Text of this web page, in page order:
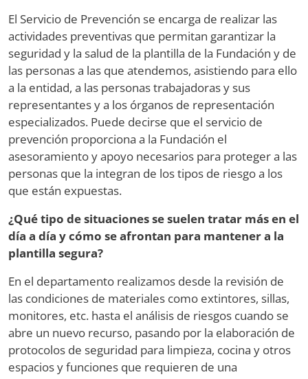
El Servicio de Prevención se encarga de realizar las
actividades preventivas que permitan garantizar la
seguridad y la salud de la plantilla de la Fundación y de
las personas a las que atendemos, asistiendo para ello
a la entidad, a las personas trabajadoras y sus
representantes y a los órganos de representación
especializados. Puede decirse que el servicio de
prevención proporciona a la Fundación el
asesoramiento y apoyo necesarios para proteger a las
personas que la integran de los tipos de riesgo a los
que están expuestas.
¿Qué tipo de situaciones se suelen tratar más en el
día a día y cómo se afrontan para mantener a la
plantilla segura?
En el departamento realizamos desde la revisión de
las condiciones de materiales como extintores, sillas,
monitores, etc. hasta el análisis de riesgos cuando se
abre un nuevo recurso, pasando por la elaboración de
protocolos de seguridad para limpieza, cocina y otros
espacios y funciones que requieren de una